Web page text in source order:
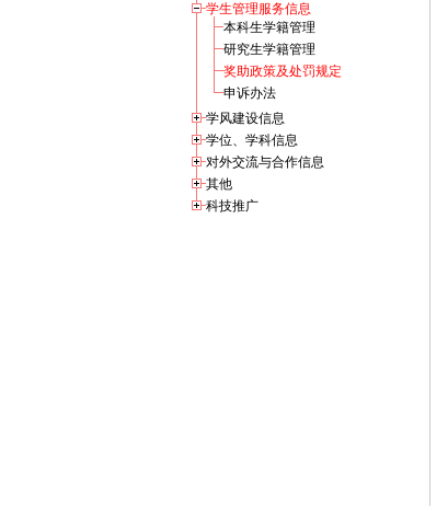
学生管理服务信息
本科生学籍管理
研究生学籍管理
奖助政策及处罚规定
申诉办法
学风建设信息
学位、学科信息
对外交流与合作信息
其他
科技推广